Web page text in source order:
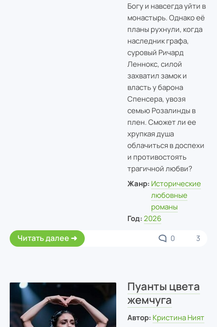
Богу и навсегда уйти в
монастырь. Однако её
планы рухнули, когда
наследник графа,
суровый Ричард
Леннокс, силой
захватил замок и
власть у барона
Спенсера, увозя
семью Розалинды в
плен. Сможет ли ее
хрупкая душа
облачиться в доспехи
и противостоять
трагичной любви?
Жанр: Исторические
любовные
романы
Год: 2026
Читать далее 0 3
Пуанты цвета
жемчуга
Автор: Кристина Ният